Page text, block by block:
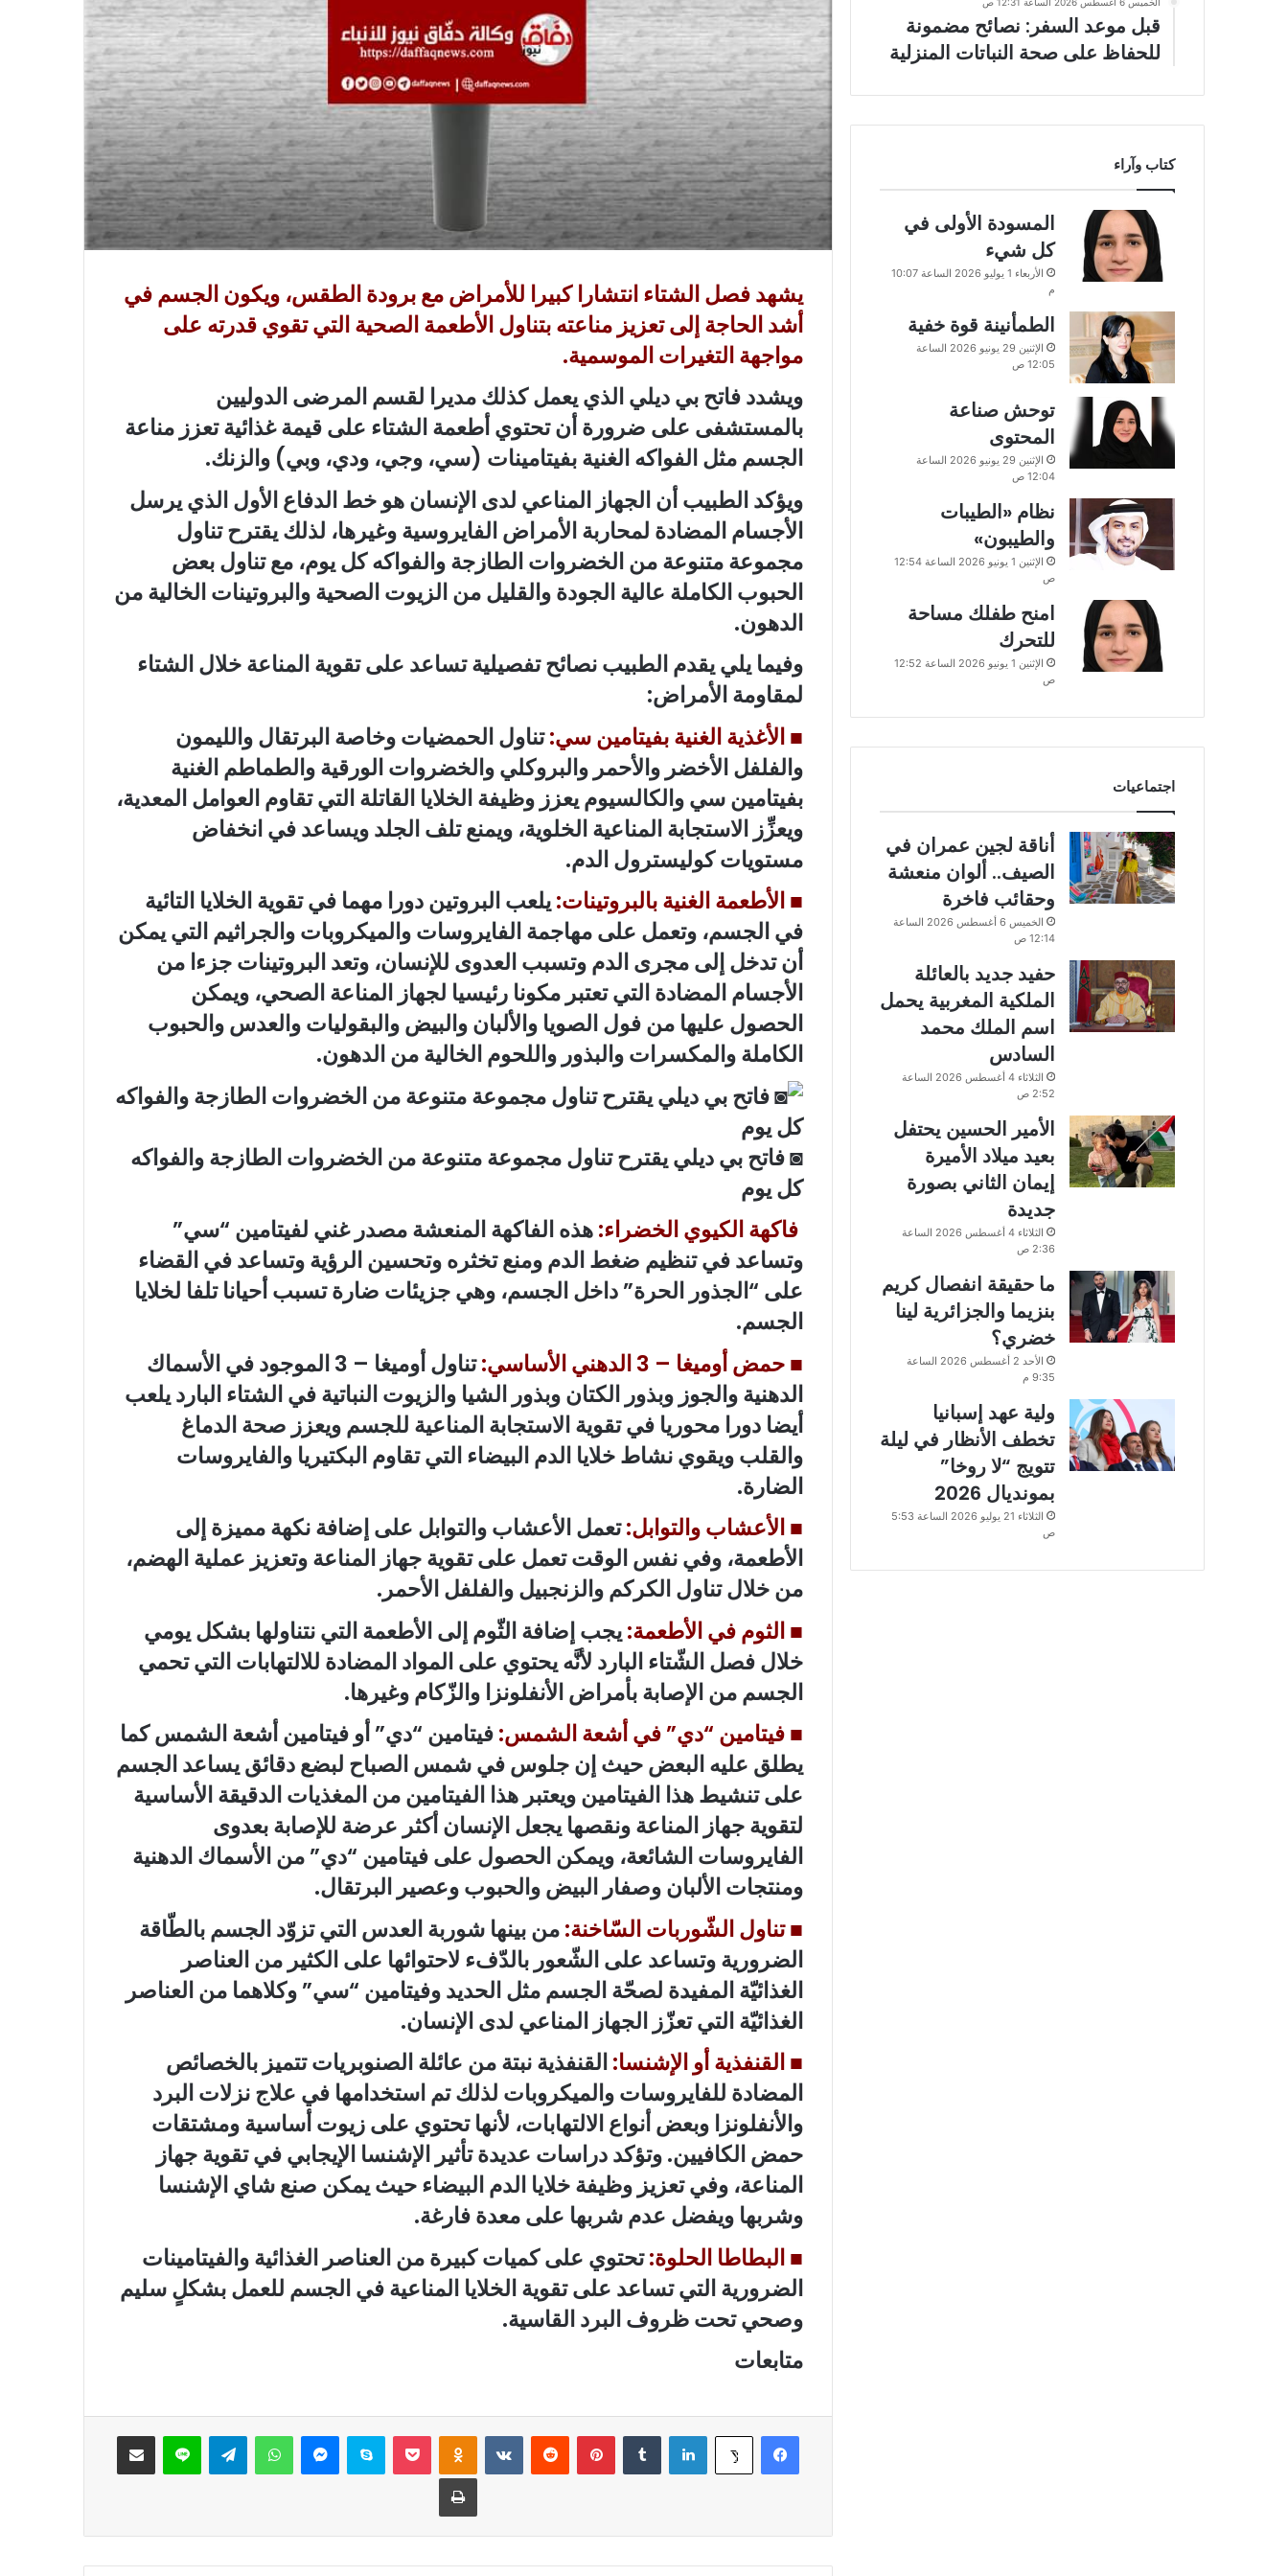
و
ن
ي
ا
يشهد فصل الشتاء انتشارا كبيرا للأمراض مع برودة الطقس، ويكون الجسم في
أشد الحاجة إلى تعزيز مناعته بتناول الأطعمة الصحية التي تقوي قدرته على
مواجهة التغيرات الموسمية.
ويشدد فاتح بي ديلي الذي يعمل كذلك مديرا لقسم المرضى الدوليين
بالمستشفى على ضرورة أن تحتوي أطعمة الشتاء على قيمة غذائية تعزز مناعة
الجسم مثل الفواكه الغنية بفيتامينات (سي، وجي، ودي، وبي) والزنك.
ويؤكد الطبيب أن الجهاز المناعي لدى الإنسان هو خط الدفاع الأول الذي يرسل
الأجسام المضادة لمحاربة الأمراض الفايروسية وغيرها، لذلك يقترح تناول
مجموعة متنوعة من الخضروات الطازجة والفواكه كل يوم، مع تناول بعض
الحبوب الكاملة عالية الجودة والقليل من الزيوت الصحية والبروتينات الخالية من
الدهون.
وفيما يلي يقدم الطبيب نصائح تفصيلية تساعد على تقوية المناعة خلال الشتاء
لمقاومة الأمراض:
■الأغذية الغنية بفيتامين سي:تناول الحمضيات وخاصة البرتقال والليمون
والفلفل الأخضر والأحمر والبروكلي والخضروات الورقية والطماطم الغنية
بفيتامين سي والكالسيوم يعزز وظيفة الخلايا القاتلة التي تقاوم العوامل المعدية،
ويعزِّز الاستجابة المناعية الخلوية، ويمنع تلف الجلد ويساعد في انخفاض
مستويات كوليسترول الدم.
■الأطعمة الغنية بالبروتينات:يلعب البروتين دورا مهما في تقوية الخلايا التائية
في الجسم، وتعمل على مهاجمة الفايروسات والميكروبات والجراثيم التي يمكن
أن تدخل إلى مجرى الدم وتسبب العدوى للإنسان، وتعد البروتينات جزءا من
الأجسام المضادة التي تعتبر مكونا رئيسيا لجهاز المناعة الصحي، ويمكن
الحصول عليها من فول الصويا والألبان والبيض والبقوليات والعدس والحبوب
الكاملة والمكسرات والبذور واللحوم الخالية من الدهون.
◙فاتح بي ديلي يقترح تناول مجموعة متنوعة من الخضروات الطازجة والفواكه
كل يوم
فاكهة الكيوي الخضراء:هذه الفاكهة المنعشة مصدر غني لفيتامين “سي”
وتساعد في تنظيم ضغط الدم ومنع تخثره وتحسين الرؤية وتساعد في القضاء
على “الجذور الحرة” داخل الجسم، وهي جزيئات ضارة تسبب أحيانا تلفا لخلايا
الجسم.
■حمض أوميغا – 3 الدهني الأساسي:
تناول أوميغا – 3 الموجود في الأسماك
الدهنية والجوز وبذور الكتان وبذور الشيا والزيوت النباتية في الشتاء البارد يلعب
أيضا دورا محوريا في تقوية الاستجابة المناعية للجسم ويعزز صحة الدماغ
والقلب ويقوي نشاط خلايا الدم البيضاء التي تقاوم البكتيريا والفايروسات
الضارة.
■الأعشاب والتوابل:تعمل الأعشاب والتوابل على إضافة نكهة مميزة إلى
الأطعمة، وفي نفس الوقت تعمل على تقوية جهاز المناعة وتعزيز عملية الهضم،
من خلال تناول الكركم والزنجبيل والفلفل الأحمر.
■الثوم في الأطعمة:يجب إضافة الثّوم إلى الأطعمة التي نتناولها بشكل يومي
خلال فصل الشّتاء البارد لأنَّه يحتوي على المواد المضادة للالتهابات التي تحمي
الجسم من الإصابة بأمراض الأنفلونزا والزّكام وغيرها.
■فيتامين “دي” في أشعة الشمس:فيتامين “دي” أو فيتامين أشعة الشمس كما
يطلق عليه البعض حيث إن جلوس في شمس الصباح لبضع دقائق يساعد الجسم
على تنشيط هذا الفيتامين ويعتبر هذا الفيتامين من المغذيات الدقيقة الأساسية
لتقوية جهاز المناعة ونقصها يجعل الإنسان أكثر عرضة للإصابة بعدوى
الفايروسات الشائعة، ويمكن الحصول على فيتامين “دي” من الأسماك الدهنية
ومنتجات الألبان وصفار البيض والحبوب وعصير البرتقال.
■تناول الشّوربات السّاخنة:من بينها شوربة العدس التي تزوّد الجسم بالطّاقة
الضرورية وتساعد على الشّعور بالدّفء لاحتوائها على الكثير من العناصر
الغذائيّة المفيدة لصحّة الجسم مثل الحديد وفيتامين “سي” وكلاهما من العناصر
الغذائيّة التي تعزّز الجهاز المناعي لدى الإنسان.
■القنفذية أو الإشنسا:القنفذية نبتة من عائلة الصنوبريات تتميز بالخصائص
المضادة للفايروسات والميكروبات لذلك تم استخدامها في علاج نزلات البرد
والأنفلونزا وبعض أنواع الالتهابات، لأنها تحتوي على زيوت أساسية ومشتقات
حمض الكافيين. وتؤكد دراسات عديدة تأثير الإشنسا الإيجابي في تقوية جهاز
المناعة، وفي تعزيز وظيفة خلايا الدم البيضاء حيث يمكن صنع شاي الإشنسا
وشربها ويفضل عدم شربها على معدة فارغة.
■البطاطا الحلوة:تحتوي على كميات كبيرة من العناصر الغذائية والفيتامينات
الضرورية التي تساعد على تقوية الخلايا المناعية في الجسم للعمل بشكلٍ سليم
وصحي تحت ظروف البرد القاسية.
متابعات
فيسبوك ‫X لينكدإن بينتيريست سكايب واتساب لاين
قبل موعد السفر: نصائح مضمونة
للحفاظ على صحة النباتات المنزلية
كتاب وآراء
المسودة الأولى في
كل شيء
الأربعاء 1 يوليو 2026 الساعة 10:07
م
الطمأنينة قوة خفية
الإثنين 29 يونيو 2026 الساعة
12:05 ص
توحش صناعة
المحتوى
الإثنين 29 يونيو 2026 الساعة
12:04 ص
نظام «الطيبات
والطيبون»
الإثنين 1 يونيو 2026 الساعة 12:54
ص
امنح طفلك مساحة
للتحرك
الإثنين 1 يونيو 2026 الساعة 12:52
ص
اجتماعيات
أناقة لجين عمران في
الصيف.. ألوان منعشة
وحقائب فاخرة
الخميس 6 أغسطس 2026 الساعة
12:14 ص
حفيد جديد بالعائلة
الملكية المغربية يحمل
اسم الملك محمد
السادس
الثلاثاء 4 أغسطس 2026 الساعة
2:52 ص
الأمير الحسين يحتفل
بعيد ميلاد الأميرة
إيمان الثاني بصورة
جديدة
الثلاثاء 4 أغسطس 2026 الساعة
2:36 ص
ما حقيقة انفصال كريم
بنزيما والجزائرية لينا
خضري؟
الأحد 2 أغسطس 2026 الساعة
9:35 م
ولية عهد إسبانيا
تخطف الأنظار في ليلة
تتويج “لا روخا”
بمونديال 2026
الثلاثاء 21 يوليو 2026 الساعة 5:53
ص